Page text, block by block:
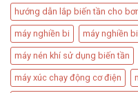
hướng dẫn lắp biến tần cho
máy nghiền bi máy nghiền
máy nén khí sử dụng biến tần
máy xúc chạy động cơ điện